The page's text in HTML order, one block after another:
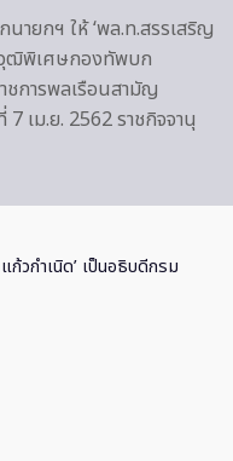
ายกฯ ให้ ‘พล.ท.สรรเสริญ
ฒิพิเศษกองทัพบก
ชการพลเรือนสามัญ
เม.ย. 2562 ราชกิจจานุ
ก้วกำเนิด’ เป็นอธิบดีกรม